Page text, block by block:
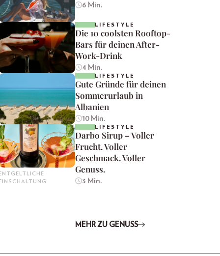
6 Min.
LIFESTYLE
Die 10 coolsten Rooftop-
Bars für deinen After-
Work-Drink
4 Min.
LIFESTYLE
Gute Gründe für deinen
Sommerurlaub in
Albanien
10 Min.
LIFESTYLE
Darbo Sirup – Voller
Frucht. Voller
Geschmack. Voller
Genuss.
3 Min.
MEHR ZU GENUSS